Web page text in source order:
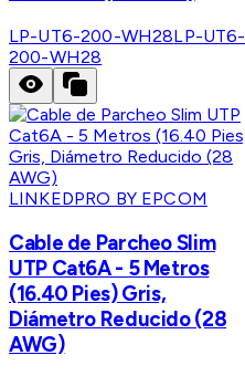
LP-UT6-200-WH28LP-UT6-
200-WH28
LINKEDPRO BY EPCOM
Cable de Parcheo Slim
UTP Cat6A - 5 Metros
(16.40 Pies) Gris,
Diámetro Reducido (28
AWG)